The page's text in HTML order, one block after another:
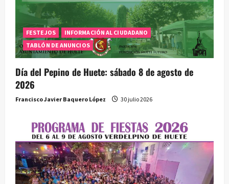
d
a
s
FESTEJOS
INFORMACIÓN AL CIUDADANO
TABLÓN DE ANUNCIOS
Día del Pepino de Huete: sábado 8 de agosto de
2026
Francisco Javier Baquero López 30 julio 2026